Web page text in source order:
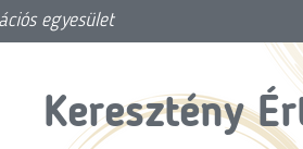
egyesület
Keresztény